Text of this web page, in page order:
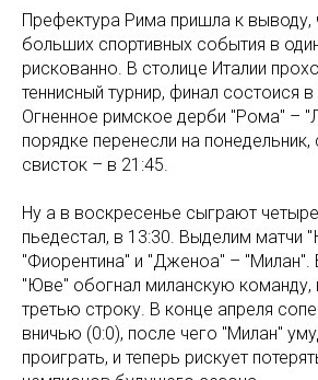
Префектура Рима пришла к выводу,
больших спортивных события в
рискованно. В столице Италии
теннисный турнир, финал состоися
Огненное римское дерби "Рома" –
порядке перенесли на понедельник,
свисток – в 21:45.
Ну а в воскресенье сыграют
пьедестал, в 13:30. Выделим матчи
"Фиорентина" и "Дженоа" – "Милан".
"Юве" обогнал миланскую команду,
третью строку. В конце апреля
вничью (0:0), после чего "Милан"
проиграть, и теперь рискует